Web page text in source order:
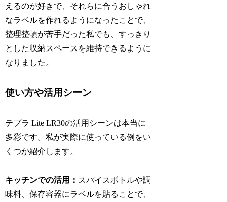
えるのが好きで、それらに合うおしゃれ
なラベルを作れるようになったことで、
整理整頓が苦手だった私でも、すっきり
とした収納スペースを維持できるように
なりました。
使い方や活用シーン
テプラ Lite LR30の活用シーンは本当に
多彩です。私が実際に使っている例をい
くつか紹介します。
キッチンでの活用： スパイスボトルや調
味料、保存容器にラベルを貼ることで、